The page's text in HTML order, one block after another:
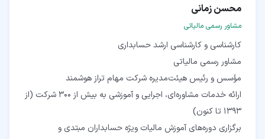
محسن زمانی
مشاور رسمی مالیاتی
ارائه خدمات مشاوره‌ای، اجرایی و آموزشی به بیش از 300 شرکت (از
برگزاری دوره‌های آموزش مالیات ویژه حسابداران مبتدی و